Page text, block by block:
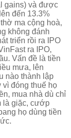
gains) và được
đến 13.3%
ma cộng hoà,
không đánh
triển rồi ra IPO
ra IPO,
Vấn đề là tiền
mưa, lên
nào thành lập
vì đóng thuế họ
mua nhà dù chỉ
là giặc, cướp
họ dùng tiền